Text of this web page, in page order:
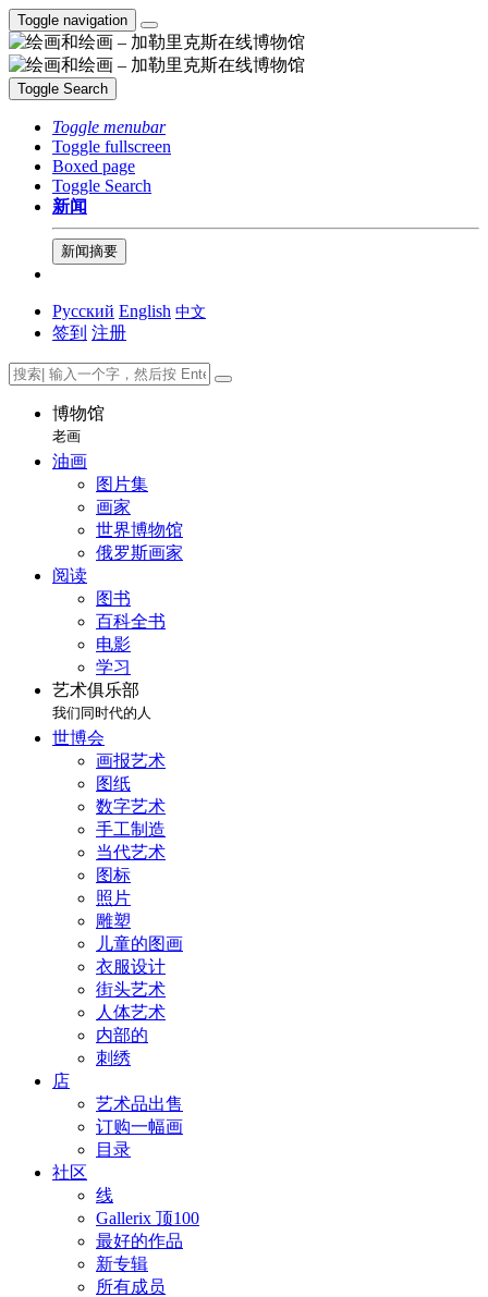
Toggle navigation
Toggle Search
Toggle menubar
Toggle fullscreen
Boxed page
Toggle Search
新闻
新闻摘要
Русский English 中文
签到 注册
博物馆
老画
油画
图片集
画家
世界博物馆
俄罗斯画家
阅读
图书
百科全书
电影
学习
艺术俱乐部
我们同时代的人
世博会
画报艺术
图纸
数字艺术
手工制造
当代艺术
图标
照片
雕塑
儿童的图画
衣服设计
街头艺术
人体艺术
内部的
刺绣
店
艺术品出售
订购一幅画
目录
社区
线
Gallerix 顶100
最好的作品
新专辑
所有成员